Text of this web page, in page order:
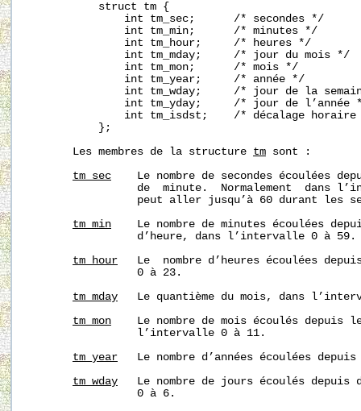
           struct tm {
               int tm_sec;      /* secondes */
               int tm_min;      /* minutes */
               int tm_hour;     /* heures */
               int tm_mday;     /* jour du mois */
               int tm_mon;      /* mois */
               int tm_year;     /* année */
int tm_wday;     /* jour de la
int tm_yday;     /* jour de l’année
int tm_isdst;    /* décalage horaire
           };
       Les membres de la structure
tm sont :
tm_sec
Le nombre de secondes écoulées
de  minute.  Normalement  dans
peut aller jusqu’à 60 durant les
tm_min
Le nombre de minutes écoulées
                 d’heure, dans l’intervalle 0 à 59.
tm_hour
Le  nombre d’heures écoulées
                 0 à 23.
tm_mday
Le quantième du mois, dans
tm_mon
Le nombre de mois écoulés depuis
                 l’intervalle 0 à 11.
tm_year
Le nombre d’années écoulées depuis
tm_wday
Le nombre de jours écoulés depuis
                 0 à 6.